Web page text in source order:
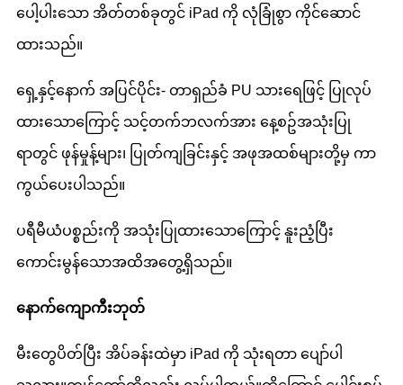
ပေါ့ပါးသော အိတ်တစ်ခုတွင် iPad ကို လုံခြုံစွာ ကိုင်ဆောင်
ထားသည်။
ရှေ့နှင့်နောက် အပြင်ပိုင်း- တာရှည်ခံ PU သားရေဖြင့် ပြုလုပ်
ထားသောကြောင့် သင့်တက်ဘလက်အား နေ့စဥ်အသုံးပြု
ရာတွင် ဖုန်မှုန့်များ၊ ပြုတ်ကျခြင်းနှင့် အဖုအထစ်များတို့မှ ကာ
ကွယ်ပေးပါသည်။
ပရီမီယံပစ္စည်းကို အသုံးပြုထားသောကြောင့် နူးညံ့ပြီး
ကောင်းမွန်သောအထိအတွေ့ရှိသည်။
နောက်ကျောကီးဘုတ်
မီးတွေပိတ်ပြီး အိပ်ခန်းထဲမှာ iPad ကို သုံးရတာ ပျော်ပါ